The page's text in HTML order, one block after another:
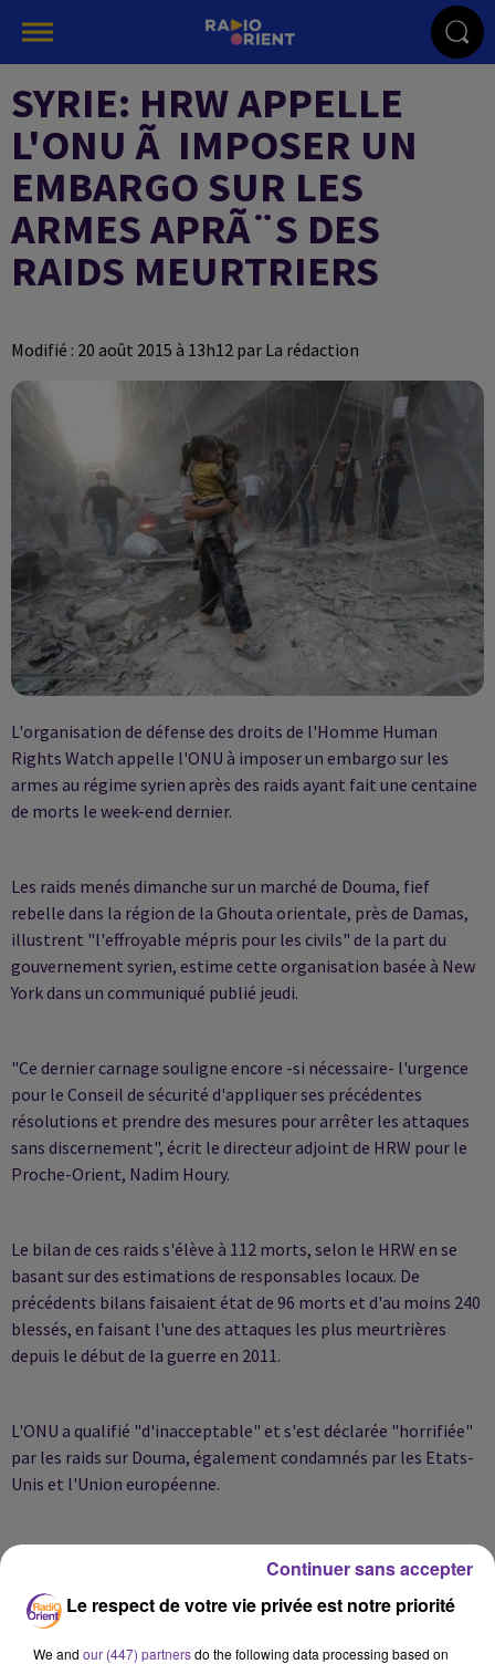
SYRIE: HRW APPELLE
L'ONU Ã IMPOSER UN
EMBARGO SUR LES
ARMES APRÃ¨S DES
RAIDS MEURTRIERS
Modifié : 20 août 2015 à 13h12 par La rédaction
L'organisation de défense des droits de l'Homme Human
Rights Watch appelle l'ONU à imposer un embargo sur les
armes au régime syrien après des raids ayant fait une centaine
de morts le week-end dernier.
Les raids menés dimanche sur un marché de Douma, fief
rebelle dans la région de la Ghouta orientale, près de Damas,
illustrent "l'effroyable mépris pour les civils" de la part du
gouvernement syrien, estime cette organisation basée à New
York dans un communiqué publié jeudi.
"Ce dernier carnage souligne encore -si nécessaire- l'urgence
pour le Conseil de sécurité d'appliquer ses précédentes
résolutions et prendre des mesures pour arrêter les attaques
sans discernement", écrit le directeur adjoint de HRW pour le
Proche-Orient, Nadim Houry.
Le bilan de ces raids s'élève à 112 morts, selon le HRW en se
basant sur des estimations de responsables locaux. De
précédents bilans faisaient état de 96 morts et d'au moins 240
blessés, en faisant l'une des attaques les plus meurtrières
depuis le début de la guerre en 2011.
L'ONU a qualifié "d'inacceptable" et s'est déclarée "horrifiée"
par les raids sur Douma, également condamnés par les Etats-
Unis et l'Union européenne.
HRW déplore que le Conseil de sécurité ait échoué à faire
attaques contre les civils et le recours sans discernement aux
Le respect de votre vie privée est notre priorité
We and our (447) partnersdo the following data processing based on
Continuer sans accepter